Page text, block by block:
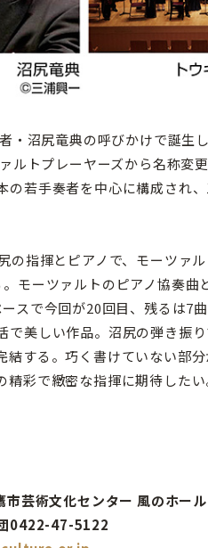
・沼尻竜典の呼びかけで誕生
ルトプレーヤーズから名称
の若手奏者を中心に構成され
指揮とピアノで、モーツァ
モーツァルトのピアノ協奏
スで今回が20回目、残るは7
で美しい作品。沼尻の弾き振
結する。巧く書けていない部
彩で緻密な指揮に期待したい
芸術文化センター 風のホール
団0422-47-5122